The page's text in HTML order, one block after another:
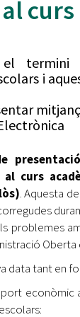
del Pla de
Cantons i
i dona el
per veure
el termini
i
curs
. Aquesta
problemes
Oberta
data tant en